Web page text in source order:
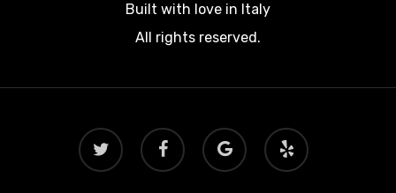
Built with love in Italy
All rights reserved.
twitter facebook
google-
plus
yelp